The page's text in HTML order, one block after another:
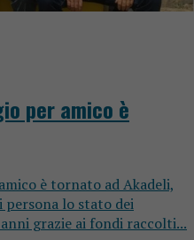
per amico è
è tornato ad Akadeli,
persona lo stato dei
grazie ai fondi raccolti...